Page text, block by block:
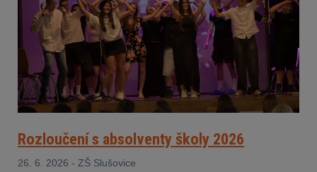
Rozloučení s absolventy školy 2026
26. 6. 2026 - ZŠ Slušovice